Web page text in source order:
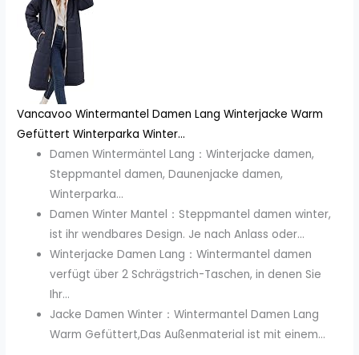
Vancavoo Wintermantel Damen Lang Winterjacke Warm
Gefüttert Winterparka Winter...
Damen Wintermäntel Lang：Winterjacke damen,
Steppmantel damen, Daunenjacke damen,
Winterparka...
Damen Winter Mantel：Steppmantel damen winter,
ist ihr wendbares Design. Je nach Anlass oder...
Winterjacke Damen Lang：Wintermantel damen
verfügt über 2 Schrägstrich-Taschen, in denen Sie
Ihr...
Jacke Damen Winter：Wintermantel Damen Lang
Warm Gefüttert,Das Außenmaterial ist mit einem...